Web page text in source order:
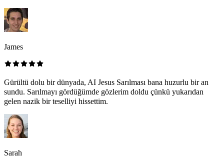
James
Gürültü dolu bir dünyada, AI Jesus Sarılması bana huzurlu bir an
sundu. Sarılmayı gördüğümde gözlerim doldu çünkü yukarıdan
gelen nazik bir teselliyi hissettim.
Sarah